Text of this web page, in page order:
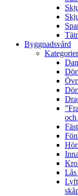
Byggnadsvård
Kategorier